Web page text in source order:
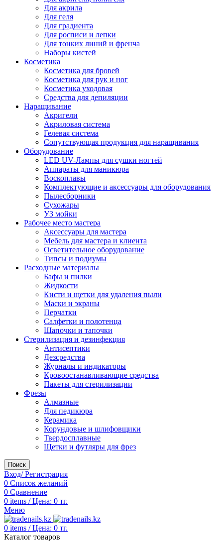
Для акрила
Для геля
Для градиента
Для росписи и лепки
Для тонких линий и френча
Наборы кистей
Косметика
Косметика для бровей
Косметика для рук и ног
Косметика уходовая
Средства для депиляции
Наращивание
Акригели
Акриловая система
Гелевая система
Сопутствующая продукция для наращивания
Оборудование
LED UV-Лампы для сушки ногтей
Аппараты для маникюра
Воскоплавы
Комплектующие и аксессуары для оборудования
Пылесборники
Сухожары
УЗ мойки
Рабочее место мастера
Аксессуары для мастера
Мебель для мастера и клиента
Осветительное оборудование
Типсы и подиумы
Расходные материалы
Бафы и пилки
Жидкости
Кисти и щетки для удаления пыли
Маски и экраны
Перчатки
Салфетки и полотенца
Шапочки и тапочки
Стерилизация и дезинфекция
Антисептики
Дезсредства
Журналы и индикаторы
Кровоостанавливающие средства
Пакеты для стерилизации
Фрезы
Алмазные
Для педикюра
Керамика
Корундовые и шлифовщики
Твердосплавные
Щетки и футляры для фрез
Поиск
Вход/ Регистрация
0 Список желаний
0 Сравнение
0 items / Цена: 0 тг.
Меню
0 items / Цена: 0 тг.
Каталог товаров